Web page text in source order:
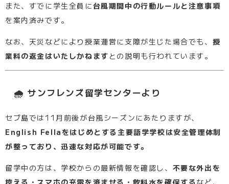
また、すでに学生全員に台風期間中の行動ルールと注意事項
を案内済みです。
なお、天災などにより授業運営に支障が生じた場合でも、 授
業料の返金はいたしかねます との説明も行われています。
🌧 サンフレンズ留学センターより
セブ島では11月前後が台風シーズンにあたりますが、
English Fellaをはじめとする主要語学学校は安全管理体制
が整っており、迅速な対応が可能です。
留学中の方は、学校からの最新情報を確認し、 不要な外出を
控える・スマホの充電を済ませる・飲料水を確保する など、